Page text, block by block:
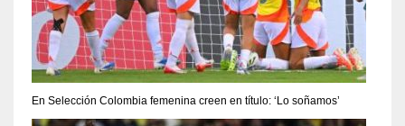
En Selección Colombia femenina creen en título: ‘Lo soñamos’